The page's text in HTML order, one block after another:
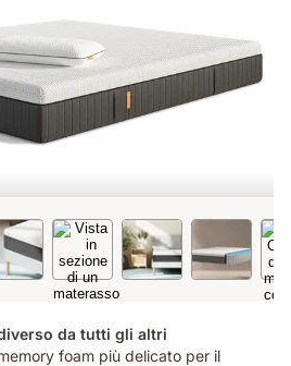
da tutti gli altri
foam più delicato per il